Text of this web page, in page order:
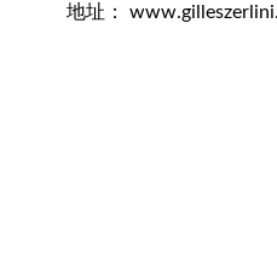
地址：